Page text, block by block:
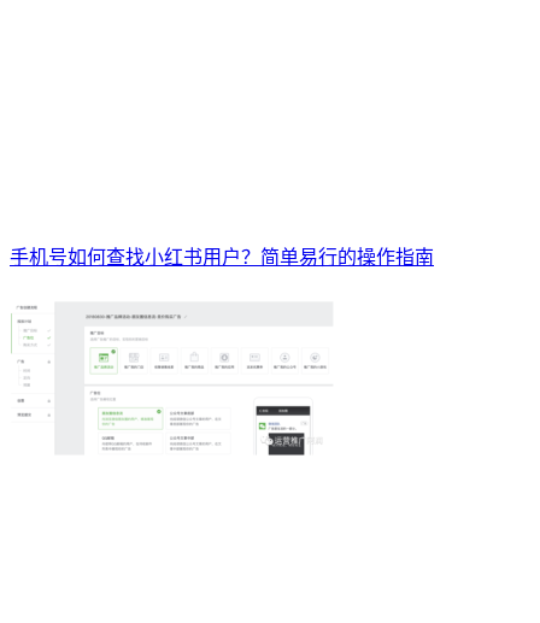
手机号如何查找小红书用户？简单易行的操作指南